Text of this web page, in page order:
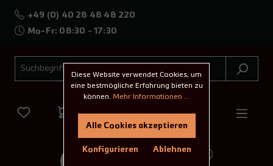
+49 (0) 40 28 48 48 220
Mo-Fr: 08:30 - 17:30
Diese Website verwendet Cookies, um
eine bestmögliche Erfahrung bieten zu
können. Mehr Informationen ...
Ablehnen
Konfigurieren
Alle Cookies akzeptieren